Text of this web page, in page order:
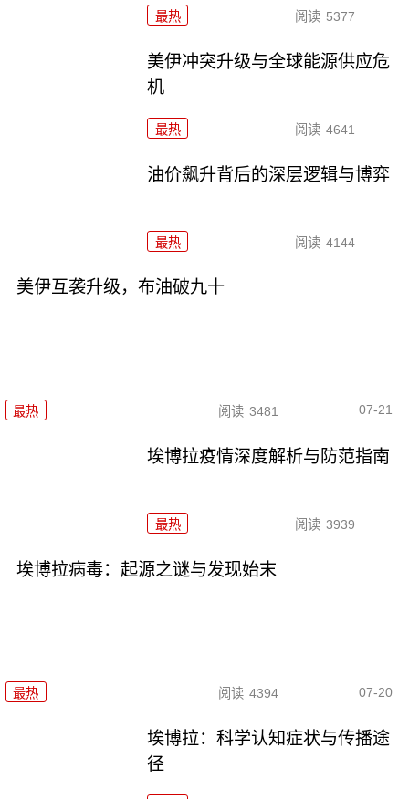
最热 阅读 5377
美伊冲突升级与全球能源供应危
机
最热 阅读 4641
油价飙升背后的深层逻辑与博弈
最热 阅读 4144
美伊互袭升级，布油破九十
最热 阅读 3481 07-21
埃博拉疫情深度解析与防范指南
最热 阅读 3939
埃博拉病毒：起源之谜与发现始末
最热 阅读 4394 07-20
埃博拉：科学认知症状与传播途
径